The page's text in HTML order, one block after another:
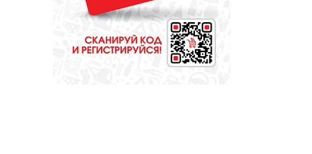
Опыт, практика,
признание: что
ждет делегации на